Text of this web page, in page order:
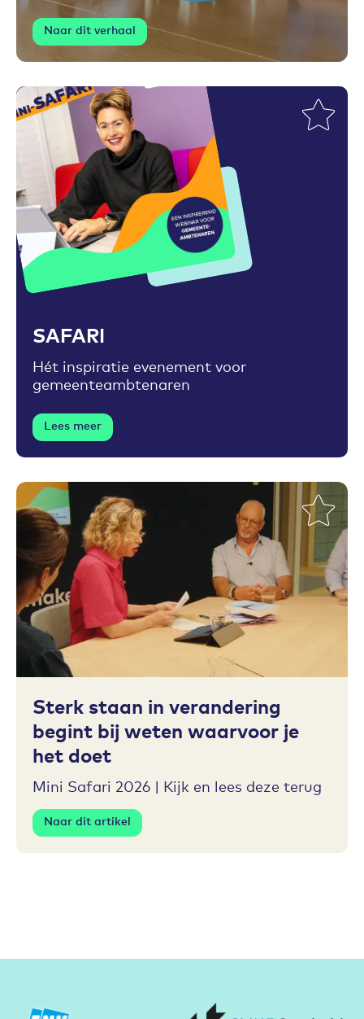
Naar dit verhaal
Toevoegen aan favorieten
SAFARI
Hét inspiratie evenement voor
gemeenteambtenaren
Lees meer
Toevoegen aan favorieten
Sterk staan in verandering
begint bij weten waarvoor je
het doet
Mini Safari 2026 | Kijk en lees deze terug
Naar dit artikel
Partners